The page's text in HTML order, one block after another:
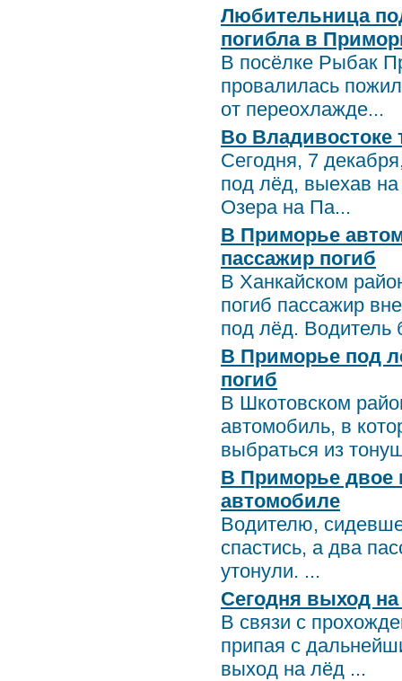
Любительница
погибла в
В посёлке Рыбак
провалилась
от переохлажде...
Во Владивостоке
Сегодня, 7
под лёд, выехав
Озера на Па...
В Приморье
пассажир погиб
В Ханкайском
погиб пассажир
под лёд. Водитель
В Приморье под
погиб
В Шкотовском
автомобиль, в
выбраться из
В Приморье двое
автомобиле
Водителю,
спастись, а два
утонули. ...
Сегодня выход
В связи с
припая с
выход на лёд ...